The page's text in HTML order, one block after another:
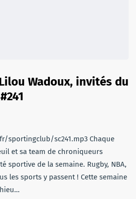
Wadoux, invités du
sportingclub/sc241.mp3 Chaque
et sa team de chroniqueurs
sportive de la semaine. Rugby, NBA,
les sports y passent ! Cette semaine